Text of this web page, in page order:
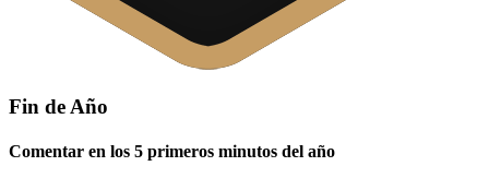
Fin de Año
Comentar en los 5 primeros minutos del año